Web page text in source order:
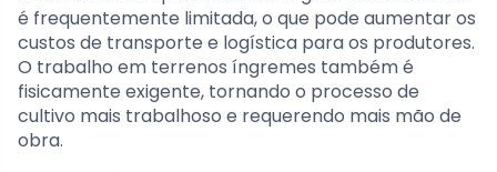
é frequentemente limitada, o que pode aumentar os
custos de transporte e logística para os produtores.
O trabalho em terrenos íngremes também é
fisicamente exigente, tornando o processo de
cultivo mais trabalhoso e requerendo mais mão de
obra.